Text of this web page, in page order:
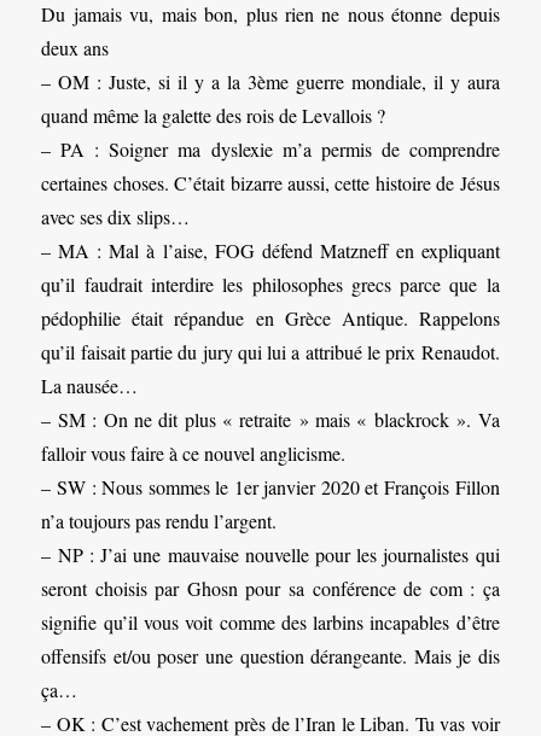
Du jamais vu, mais bon, plus rien ne nous étonne depuis
deux ans
– OM : Juste, si il y a la 3ème guerre mondiale, il y aura
quand même la galette des rois de Levallois ?
– PA : Soigner ma dyslexie m’a permis de comprendre
certaines choses. C’était bizarre aussi, cette histoire de Jésus
avec ses dix slips…
– MA : Mal à l’aise, FOG défend Matzneff en expliquant
qu’il faudrait interdire les philosophes grecs parce que la
pédophilie était répandue en Grèce Antique. Rappelons
qu’il faisait partie du jury qui lui a attribué le prix Renaudot.
La nausée…
– SM : On ne dit plus « retraite » mais « blackrock ». Va
falloir vous faire à ce nouvel anglicisme.
– SW : Nous sommes le 1er janvier 2020 et François Fillon
n’a toujours pas rendu l’argent.
– NP : J’ai une mauvaise nouvelle pour les journalistes qui
seront choisis par Ghosn pour sa conférence de com : ça
signifie qu’il vous voit comme des larbins incapables d’être
offensifs et/ou poser une question dérangeante. Mais je dis
ça…
– OK : C’est vachement près de l’Iran le Liban. Tu vas voir